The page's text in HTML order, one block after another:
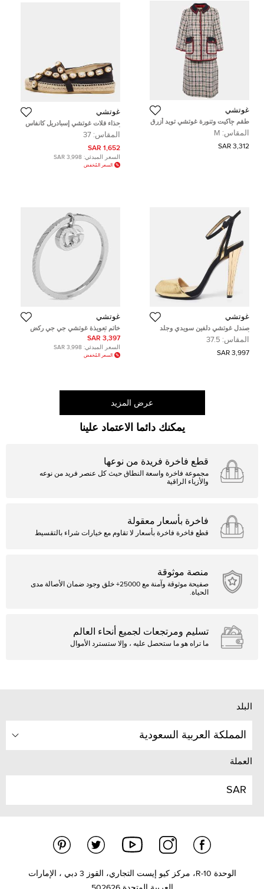
غوتشي
طقم جاكيت وتنورة غوتشي تويد أزرق
كحلي/أبيض مقاس متوسط/كبير -
ميديوم/لارج
المقاس: M
3,312 SAR
غوتشي
حذاء فلات غوتشي إسبادريل كانفاس
أسود مزخرف كريستال بيبيتا مقاس
41.5
المقاس: 37
1,652 SAR
السعر المبدئي: 3,998 SAR
السعر المُخفض
غوتشي
صندل غوتشي دلفين سويدي وجلد
أسود-ذهبي بحزام كاحل مقاس 36.5
المقاس: 37.5
3,997 SAR
غوتشي
خاتم تعويذة غوتشي جي جي ركض
ذهب أبيض عيار 18 مقاس 51
3,397 SAR
السعر المبدئي: 3,998 SAR
السعر المُخفض
عرض المزيد
يمكنك دائما الاعتماد علينا
قطع فاخرة فريدة من نوعها
مجموعة فاخرة واسعة النطاق حيث كل عنصر فريد من نوعه
والأزياء الراقية
فاخرة بأسعار معقولة
قطع فاخرة فاخرة بأسعار لا تقاوم مع خيارات شراء بالتقسيط
منصة موثوقة
صفيحة موثوقة وآمنة مع 25000+ خلق وجود ضمان الأصالة مدى
الحياة.
تسليم ومرتجعات لجميع أنحاء العالم
ما تراه هو ما ستحصل عليه ، وإلا ستسترد الأموال
البلد
المملكة العربية السعودية
العملة
SAR
الوحدة R-10، مركز كيو إيست التجاري، القوز 3 دبي ، الإمارات